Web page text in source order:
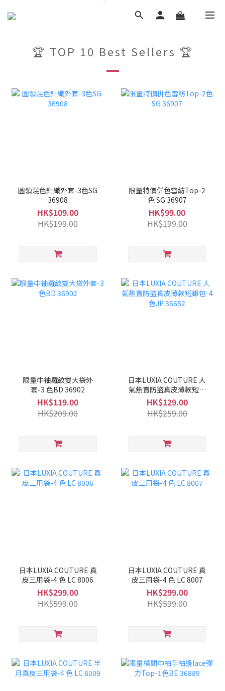
🏆 TOP 10 Best Sellers 🏆
圓領混色針織外套-3色SG
36908
HK$109.00
HK$199.00
限量特價併色雪紡Top-2
色 SG 36907
HK$99.00
HK$199.00
限量中袖羅紋雙大袋外
套-3 色BD 36902
HK$119.00
HK$209.00
日本LUXIA COUTURE 人
氣熱賣防盜真皮薄款短銀
包-4色JP 36652
HK$129.00
HK$259.00
日本LUXIA COUTURE 真
皮三用袋-4 色 LC 8006
HK$299.00
HK$599.00
日本LUXIA COUTURE 真
皮三用袋-4 色 LC 8007
HK$299.00
HK$599.00